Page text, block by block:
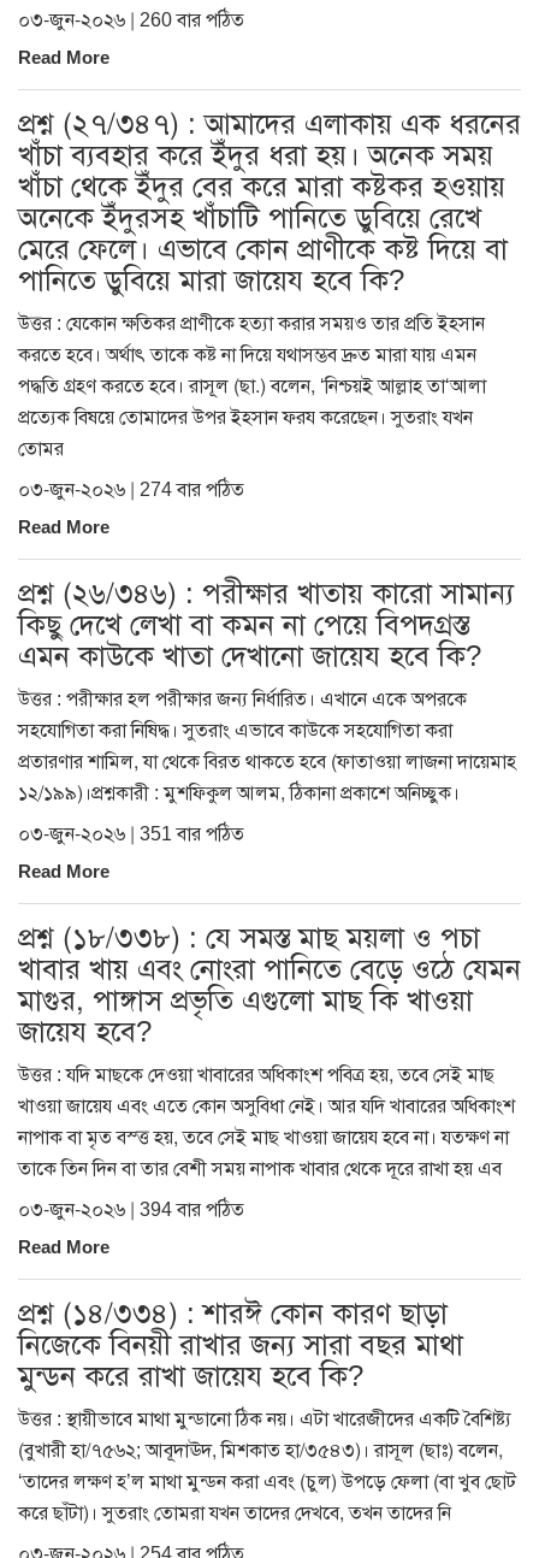
০৩-জুন-২০২৬ | 260 বার পঠিত
Read More
প্রশ্ন (২৭/৩৪৭) : আমাদের এলাকায় এক ধরনের
খাঁচা ব্যবহার করে ইঁদুর ধরা হয়। অনেক সময়
খাঁচা থেকে ইঁদুর বের করে মারা কষ্টকর হওয়ায়
অনেকে ইঁদুরসহ খাঁচাটি পানিতে ডুবিয়ে রেখে
মেরে ফেলে। এভাবে কোন প্রাণীকে কষ্ট দিয়ে বা
পানিতে ডুবিয়ে মারা জায়েয হবে কি?
উত্তর : যেকোন ক্ষতিকর প্রাণীকে হত্যা করার সময়ও তার প্রতি ইহসান
করতে হবে। অর্থাৎ তাকে কষ্ট না দিয়ে যথাসম্ভব দ্রুত মারা যায় এমন
পদ্ধতি গ্রহণ করতে হবে। রাসূল (ছা.) বলেন, ‘নিশ্চয়ই আল্লাহ তা‘আলা
প্রত্যেক বিষয়ে তোমাদের উপর ইহসান ফরয করেছেন। সুতরাং যখন
তোমর
০৩-জুন-২০২৬ | 274 বার পঠিত
Read More
প্রশ্ন (২৬/৩৪৬) : পরীক্ষার খাতায় কারো সামান্য
কিছু দেখে লেখা বা কমন না পেয়ে বিপদগ্রস্ত
এমন কাউকে খাতা দেখানো জায়েয হবে কি?
উত্তর : পরীক্ষার হল পরীক্ষার জন্য নির্ধারিত। এখানে একে অপরকে
সহযোগিতা করা নিষিদ্ধ। সুতরাং এভাবে কাউকে সহযোগিতা করা
প্রতারণার শামিল, যা থেকে বিরত থাকতে হবে (ফাতাওয়া লাজনা দায়েমাহ
১২/১৯৯)।প্রশ্নকারী : মুশফিকুল আলম, ঠিকানা প্রকাশে অনিচ্ছুক।
০৩-জুন-২০২৬ | 351 বার পঠিত
Read More
প্রশ্ন (১৮/৩৩৮) : যে সমস্ত মাছ ময়লা ও পচা
খাবার খায় এবং নোংরা পানিতে বেড়ে ওঠে যেমন
মাগুর, পাঙ্গাস প্রভৃতি এগুলো মাছ কি খাওয়া
জায়েয হবে?
উত্তর : যদি মাছকে দেওয়া খাবারের অধিকাংশ পবিত্র হয়, তবে সেই মাছ
খাওয়া জায়েয এবং এতে কোন অসুবিধা নেই। আর যদি খাবারের অধিকাংশ
নাপাক বা মৃত বস্ত্ত হয়, তবে সেই মাছ খাওয়া জায়েয হবে না। যতক্ষণ না
তাকে তিন দিন বা তার বেশী সময় নাপাক খাবার থেকে দূরে রাখা হয় এব
০৩-জুন-২০২৬ | 394 বার পঠিত
Read More
প্রশ্ন (১৪/৩৩৪) : শারঈ কোন কারণ ছাড়া
নিজেকে বিনয়ী রাখার জন্য সারা বছর মাথা
মুন্ডন করে রাখা জায়েয হবে কি?
উত্তর : স্থায়ীভাবে মাথা মুন্ডানো ঠিক নয়। এটা খারেজীদের একটি বৈশিষ্ট্য
(বুখারী হা/৭৫৬২; আবূদাঊদ, মিশকাত হা/৩৫৪৩)। রাসূল (ছাঃ) বলেন,
‘তাদের লক্ষণ হ’ল মাথা মুন্ডন করা এবং (চুল) উপড়ে ফেলা (বা খুব ছোট
করে ছাঁটা)। সুতরাং তোমরা যখন তাদের দেখবে, তখন তাদের নি